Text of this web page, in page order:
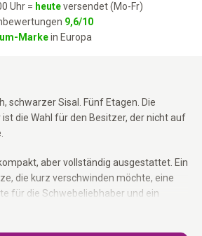
schwarzer Sisal. Fünf Etagen. Die
die Wahl für den Besitzer, der nicht auf
aber vollständig ausgestattet. Ein
die kurz verschwinden möchte, eine
für die Schwebeliebhaber und ein
Der 9 – cm –
Uhr = heuteversendet (Mo-Fr)
9,6/10
Markein Europa